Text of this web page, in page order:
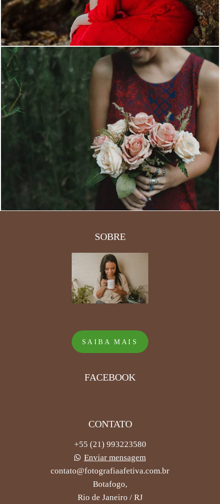
3999 39
SOBRE
SAIBA MAIS
FACEBOOK
CONTATO
+55 (21) 993223580
Enviar mensagem
contato@fotografiaafetiva.com.br
Botafogo,
Rio de Janeiro / RJ